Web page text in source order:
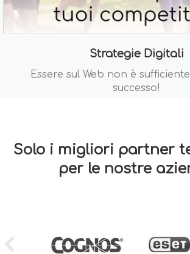
Strategie Digitali
Essere sul Web non è
successo!
Solo i migliori partner
per le nostre